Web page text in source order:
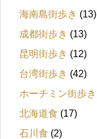
海南島街歩き (13)
成都街歩き (13)
昆明街歩き (12)
台湾街歩き (42)
ホーチミン街歩き
北海道食 (17)
石川食 (2)